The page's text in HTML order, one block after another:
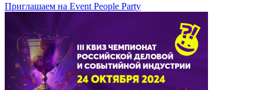
Приглашаем на Event People Party